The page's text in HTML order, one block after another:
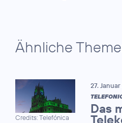
Ähnliche
Credits: Telefónica
27.
Das